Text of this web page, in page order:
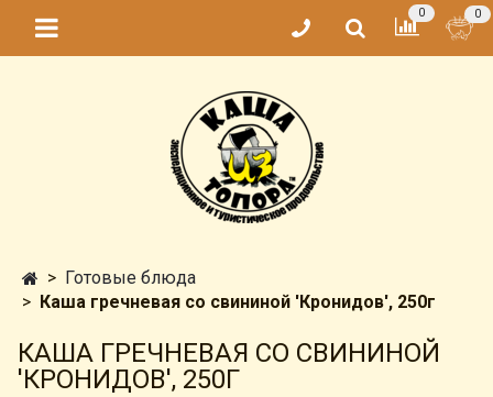
0 0
Готовые блюда
Каша гречневая со свининой 'Кронидов', 250г
КАША ГРЕЧНЕВАЯ СО СВИНИНОЙ
'КРОНИДОВ', 250Г